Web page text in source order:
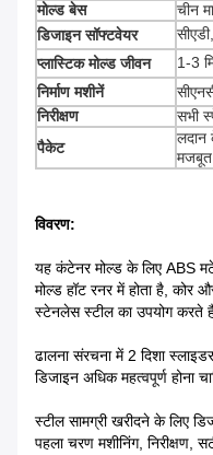
मोल्ड बेस
चीन
डिजाइन सॉफ्टवेयर
प्लास्टिक मोल्ड जीवन
1-3
निर्माण मशीनें
निरीक्षण
सभी
पैकेट
लदान
विवरण:
यह कंटेनर मोल्ड के लिए ABS
मोल्ड हॉट रनर में होता है, कोर
स्टेनलेस स्टील का उपयोग करते
ढालना संरचना में 2 दिशा
डिजाइन अधिक महत्वपूर्ण होना
स्टील सामग्री खरीदने के लिए
पहला चरण मशीनिंग, निरीक्षण,